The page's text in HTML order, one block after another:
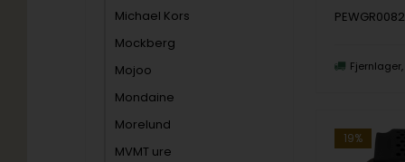
Michael Kors
Mockberg
Mojoo
Mondaine
Morelund
MVMT ure
Fjernlager
19%